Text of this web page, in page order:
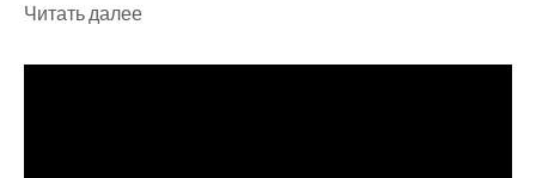
Читать далее